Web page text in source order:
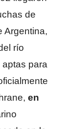
de
Argentina,
río
aptas para
en